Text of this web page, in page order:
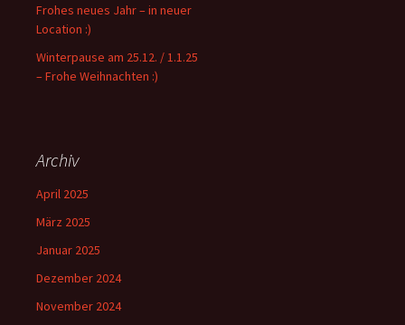
Frohes neues Jahr – in neuer
Location :)
Winterpause am 25.12. / 1.1.25
– Frohe Weihnachten :)
Archiv
April 2025
März 2025
Januar 2025
Dezember 2024
November 2024